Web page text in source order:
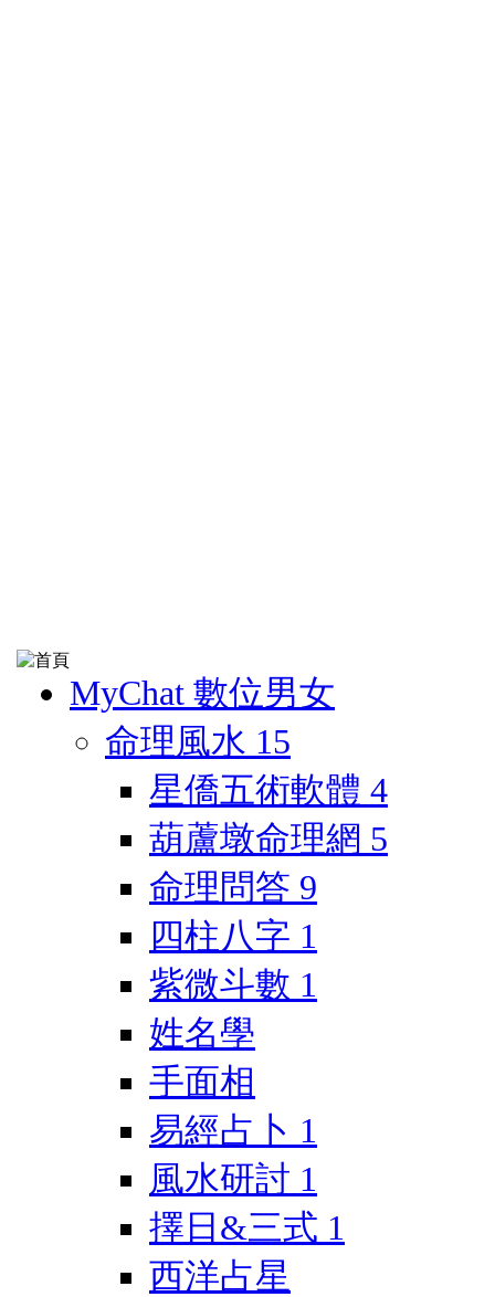
MyChat 數位男女
命理風水 15
星僑五術軟體 4
葫蘆墩命理網 5
命理問答 9
四柱八字 1
紫微斗數 1
姓名學
手面相
易經占卜 1
風水研討 1
擇日&三式 1
西洋占星